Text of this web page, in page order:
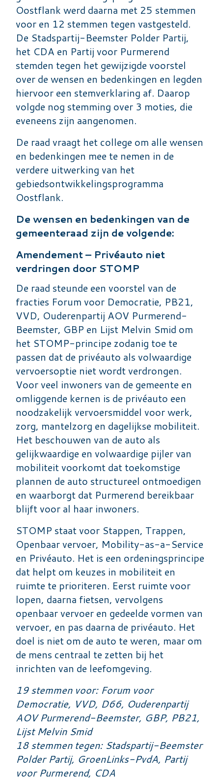
Oostflank werd daarna met 25 stemmen
voor en 12 stemmen tegen vastgesteld.
De Stadspartij-Beemster Polder Partij,
het CDA en Partij voor Purmerend
stemden tegen het gewijzigde voorstel
over de wensen en bedenkingen en legden
hiervoor een stemverklaring af. Daarop
volgde nog stemming over 3 moties, die
eveneens zijn aangenomen.
De raad vraagt het college om alle wensen
en bedenkingen mee te nemen in de
verdere uitwerking van het
gebiedsontwikkelingsprogramma
Oostflank.
De wensen en bedenkingen van de
gemeenteraad zijn de volgende:
Amendement – Privéauto niet
verdringen door STOMP
De raad steunde een voorstel van de
fracties Forum voor Democratie, PB21,
VVD, Ouderenpartij AOV Purmerend-
Beemster, GBP en Lijst Melvin Smid om
het STOMP-principe zodanig toe te
passen dat de privéauto als volwaardige
vervoersoptie niet wordt verdrongen.
Voor veel inwoners van de gemeente en
omliggende kernen is de privéauto een
noodzakelijk vervoersmiddel voor werk,
zorg, mantelzorg en dagelijkse mobiliteit.
Het beschouwen van de auto als
gelijkwaardige en volwaardige pijler van
mobiliteit voorkomt dat toekomstige
plannen de auto structureel ontmoedigen
en waarborgt dat Purmerend bereikbaar
blijft voor al haar inwoners.
STOMP staat voor Stappen, Trappen,
Openbaar vervoer, Mobility-as-a-Service
en Privéauto. Het is een ordeningsprincipe
dat helpt om keuzes in mobiliteit en
ruimte te prioriteren. Eerst ruimte voor
lopen, daarna fietsen, vervolgens
openbaar vervoer en gedeelde vormen van
vervoer, en pas daarna de privéauto. Het
doel is niet om de auto te weren, maar om
de mens centraal te zetten bij het
inrichten van de leefomgeving.
19 stemmen voor: Forum voor
Democratie, VVD, D66, Ouderenpartij
AOV Purmerend-Beemster, GBP, PB21,
Lijst Melvin Smid
18 stemmen tegen: Stadspartij-Beemster
Polder Partij, GroenLinks-PvdA, Partij
voor Purmerend, CDA